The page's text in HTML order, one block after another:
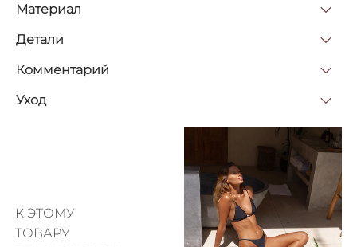
Материал
Детали
Комментарий
Уход
К ЭТОМУ
ТОВАРУ